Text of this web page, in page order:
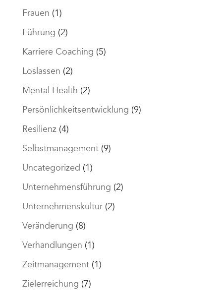
Frauen (1)
Führung (2)
Karriere Coaching (5)
Loslassen (2)
Mental Health (2)
Persönlichkeitsentwicklung (9)
Resilienz(4)
Selbstmanagement(9)
Uncategorized (1)
Unternehmensführung (2)
Unternehmenskultur(2)
Veränderung (8)
Verhandlungen (1)
Zeitmanagement(1)
Zielerreichung (7)